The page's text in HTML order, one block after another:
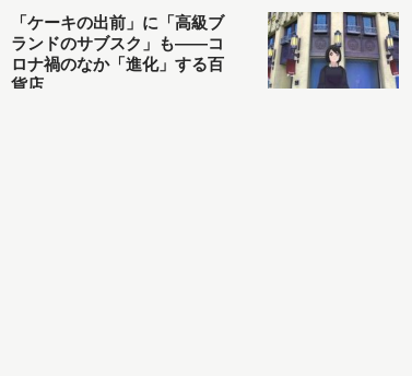
「ケーキの出前」に「高級ブ
ランドのサブスク」も――コ
ロナ禍のなか「進化」する百
貨店